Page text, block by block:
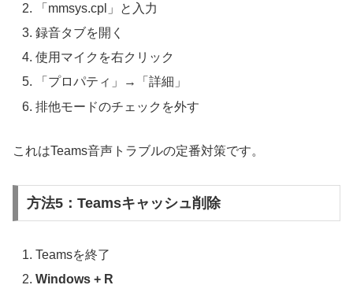
「mmsys.cpl」と入力
録音タブを開く
使用マイクを右クリック
「プロパティ」→「詳細」
排他モードのチェックを外す
これはTeams音声トラブルの定番対策です。
方法5：Teamsキャッシュ削除
Teamsを終了
Windows + R